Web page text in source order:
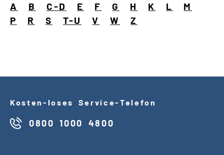
Inhalte in Gebärdensprache (DGS)
A B C-D E F G H K L
M
P
R S T-U V W Z
Kosten - loses Service-Telefon
0800 1000 4800